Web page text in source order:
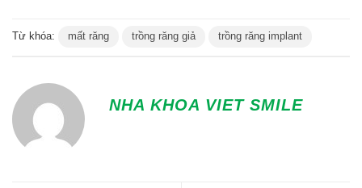
Từ khóa: mất răng trồng răng giả trồng răng implant
NHA KHOA VIET SMILE